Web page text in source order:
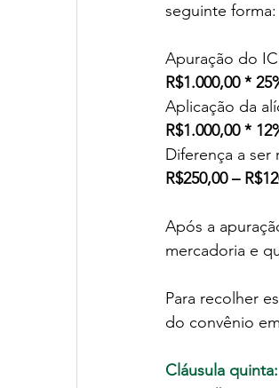
seguinte forma:
Apuração do
R$1.000,00 *
Aplicação da
R$1.000,00 *
Diferença a ser
R$250,00 –
Após a
mercadoria e
Para recolher
do convênio
Cláusula quinta: